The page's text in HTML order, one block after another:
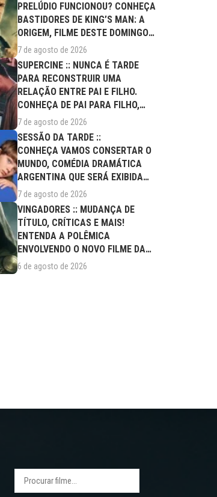
PRELÚDIO FUNCIONOU? CONHEÇA
BASTIDORES DE KING’S MAN: A
ORIGEM, FILME DESTE DOMINGO
(09/08)
7 de agosto de 2026
SUPERCINE :: NUNCA É TARDE
PARA RECONSTRUIR UMA
RELAÇÃO ENTRE PAI E FILHO.
CONHEÇA DE PAI PARA FILHO,
FILME DESTE...
7 de agosto de 2026
SESSÃO DA TARDE ::
CONHEÇA VAMOS CONSERTAR O
MUNDO, COMÉDIA DRAMÁTICA
ARGENTINA QUE SERÁ EXIBIDA
NESTA SEXTA (07/08)
7 de agosto de 2026
VINGADORES :: MUDANÇA DE
TÍTULO, CRÍTICAS E MAIS!
ENTENDA A POLÊMICA
ENVOLVENDO O NOVO FILME DA
MARVEL
6 de agosto de 2026